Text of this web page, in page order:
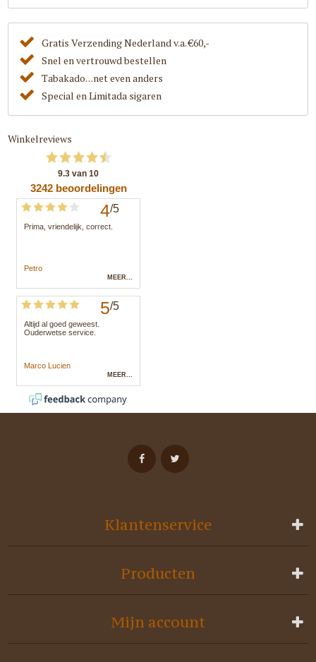
Gratis Verzending Nederland v.a. €60,-
Snel en vertrouwd bestellen
Tabakado. . .net even anders
Special en Limitada sigaren
Winkelreviews
Klantenservice
Producten
Mijn account